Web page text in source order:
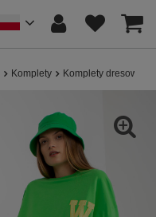
Komplety Komplety dresowe